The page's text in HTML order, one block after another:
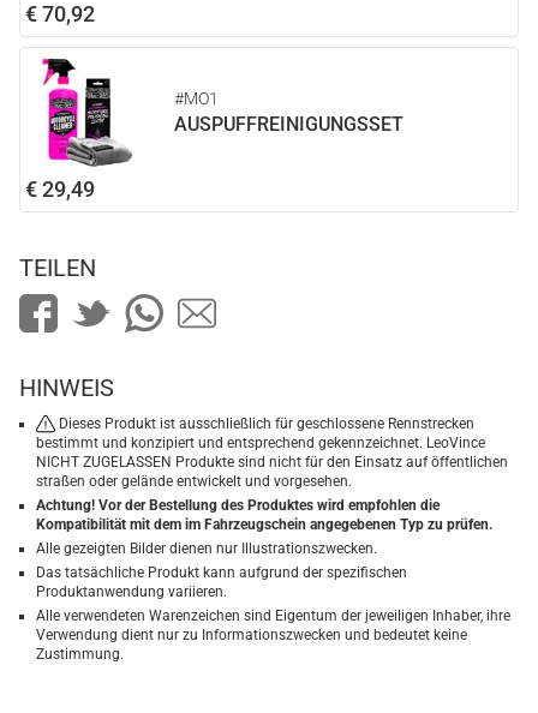
€ 70,92
#MO1
AUSPUFFREINIGUNGSSET
€ 29,49
TEILEN
HINWEIS
Dieses Produkt ist ausschließlich für geschlossene Rennstrecken
bestimmt und konzipiert und entsprechend gekennzeichnet. LeoVince
NICHT ZUGELASSEN Produkte sind nicht für den Einsatz auf öffentlichen
straßen oder gelände entwickelt und vorgesehen.
Achtung! Vor der Bestellung des Produktes wird empfohlen die
Kompatibilität mit dem im Fahrzeugschein angegebenen Typ zu prüfen.
Alle gezeigten Bilder dienen nur Illustrationszwecken.
Das tatsächliche Produkt kann aufgrund der spezifischen
Produktanwendung variieren.
Alle verwendeten Warenzeichen sind Eigentum der jeweiligen Inhaber, ihre
Verwendung dient nur zu Informationszwecken und bedeutet keine
Zustimmung.